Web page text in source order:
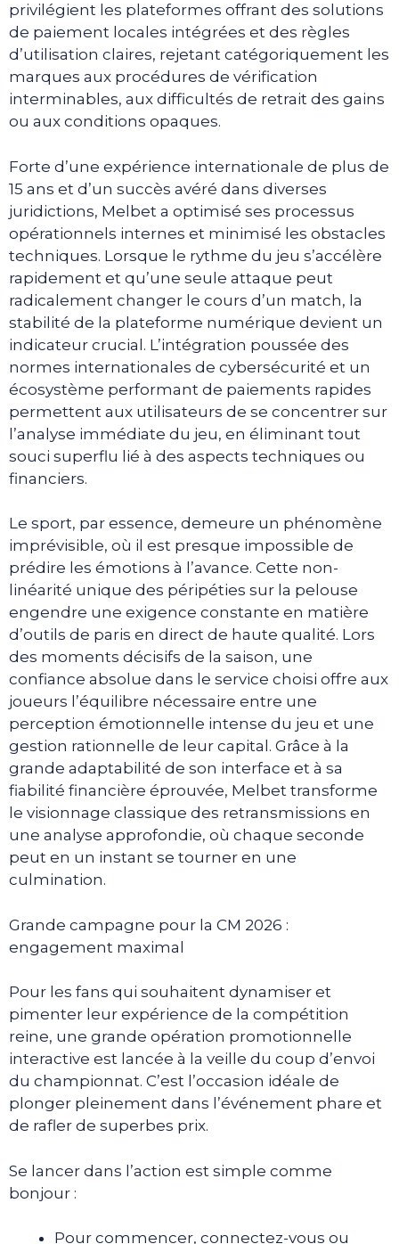
privilégient les plateformes offrant des solutions
de paiement locales intégrées et des règles
d’utilisation claires, rejetant catégoriquement les
marques aux procédures de vérification
interminables, aux difficultés de retrait des gains
ou aux conditions opaques.
Forte d’une expérience internationale de plus de
15 ans et d’un succès avéré dans diverses
juridictions, Melbet a optimisé ses processus
opérationnels internes et minimisé les obstacles
techniques. Lorsque le rythme du jeu s’accélère
rapidement et qu’une seule attaque peut
radicalement changer le cours d’un match, la
stabilité de la plateforme numérique devient un
indicateur crucial. L’intégration poussée des
normes internationales de cybersécurité et un
écosystème performant de paiements rapides
permettent aux utilisateurs de se concentrer sur
l’analyse immédiate du jeu, en éliminant tout
souci superflu lié à des aspects techniques ou
financiers.
Le sport, par essence, demeure un phénomène
imprévisible, où il est presque impossible de
prédire les émotions à l’avance. Cette non-
linéarité unique des péripéties sur la pelouse
engendre une exigence constante en matière
d’outils de paris en direct de haute qualité. Lors
des moments décisifs de la saison, une
confiance absolue dans le service choisi offre aux
joueurs l’équilibre nécessaire entre une
perception émotionnelle intense du jeu et une
gestion rationnelle de leur capital. Grâce à la
grande adaptabilité de son interface et à sa
fiabilité financière éprouvée, Melbet transforme
le visionnage classique des retransmissions en
une analyse approfondie, où chaque seconde
peut en un instant se tourner en une
culmination.
Grande campagne pour la CM 2026 :
engagement maximal
Pour les fans qui souhaitent dynamiser et
pimenter leur expérience de la compétition
reine, une grande opération promotionnelle
interactive est lancée à la veille du coup d’envoi
du championnat. C’est l’occasion idéale de
plonger pleinement dans l’événement phare et
de rafler de superbes prix.
Se lancer dans l’action est simple comme
bonjour :
Pour commencer, connectez-vous ou